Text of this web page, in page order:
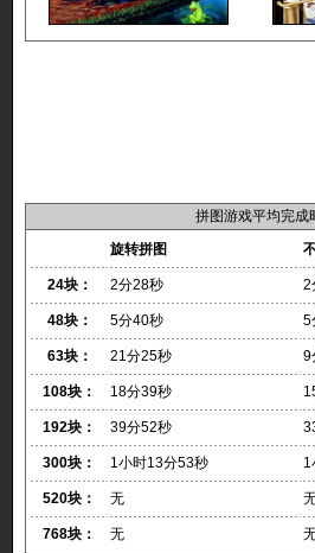
拼图游戏平均完成
旋转拼图
24块： 2分28秒 2
48块： 5分40秒 5
63块： 21分25秒 9
108块： 18分39秒
192块： 39分52秒
300块： 1小时13分53秒 1
520块： 无
768块： 无